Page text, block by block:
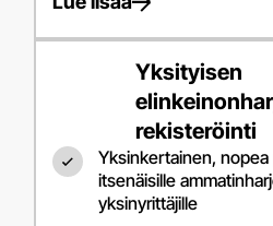
Yksityisen
rekisteröinti
Yksinkertainen,
itsenäisille
yksinyrittäjille